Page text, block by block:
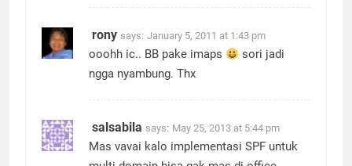
rony says: January 5, 2011 at 1:43 pm
ooohh ic.. BB pake imaps
sori jadi
ngga nyambung. Thx
salsabila says: May 25, 2013 at 5:44 pm
Mas vavai kalo implementasi SPF untuk